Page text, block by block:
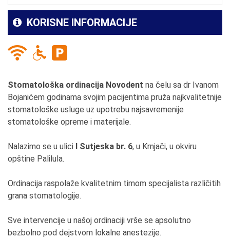
KORISNE INFORMACIJE
Stomatološka ordinacija Novodent na čelu sa dr Ivanom
Bojanićem godinama svojim pacijentima pruža najkvalitetnije
stomatološke usluge uz upotrebu najsavremenije
stomatološke opreme i materijale.
Nalazimo se u ulici I Sutjeska br. 6, u Krnjači, u okviru
opštine Palilula.
Ordinacija raspolaže kvalitetnim timom specijalista različitih
grana stomatologije.
Sve intervencije u našoj ordinaciji vrše se apsolutno
bezbolno pod dejstvom lokalne anestezije.